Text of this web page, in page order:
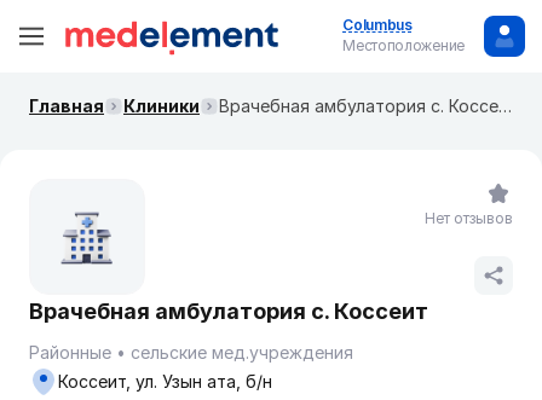
Columbus
Местоположение
Главная Клиники Врачебная амбулатория с. Коссеит
Врачебная амбулатория с. Коссеит
Районные
сельские мед.учреждения
Коссеит, ул. Узын ата, б/н
Нет отзывов